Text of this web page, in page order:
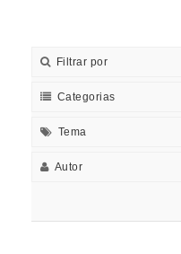
Filtrar por
Categorias
Tema
Autor